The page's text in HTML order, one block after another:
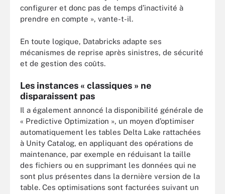
configurer et donc pas de temps d’inactivité à
prendre en compte », vante-t-il.
En toute logique, Databricks adapte ses
mécanismes de reprise après sinistres, de sécurité
et de gestion des coûts.
Les instances « classiques » ne
disparaissent pas
Il a également annoncé la disponibilité générale de
« Predictive Optimization », un moyen d’optimiser
automatiquement les tables Delta Lake rattachées
à Unity Catalog, en appliquant des opérations de
maintenance, par exemple en réduisant la taille
des fichiers ou en supprimant les données qui ne
sont plus présentes dans la dernière version de la
table. Ces optimisations sont facturées suivant un